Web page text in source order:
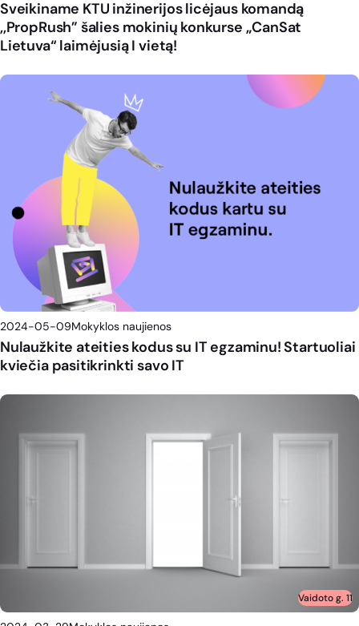
Sveikiname KTU inžinerijos licėjaus komandą
,,PropRush” šalies mokinių konkurse „CanSat
Lietuva“ laimėjusią I vietą!
2024-05-09Mokyklos naujienos
Nulaužkite ateities kodus su IT egzaminu! Startuoliai
kviečia pasitikrinkti savo IT
Vaidoto g. 11